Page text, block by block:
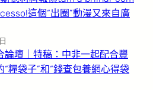
這個“出圈”動漫又來自廣
論壇｜特稿：中非一起配合豐
“糧袋子”和“錢查包養網心得袋